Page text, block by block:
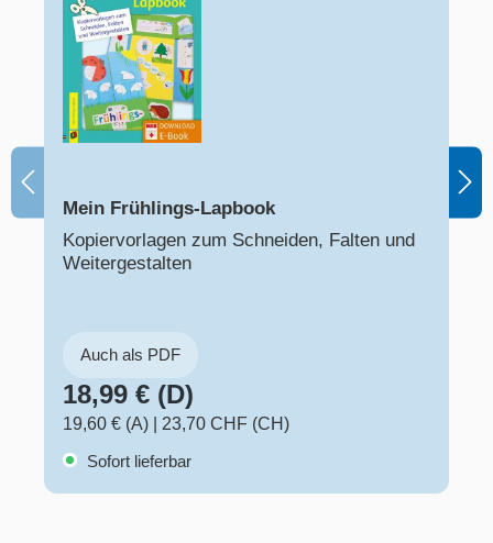
Mein Frühlings-Lapbook
Kopiervorlagen zum Schneiden, Falten und
Weitergestalten
Auch als PDF
18,99 € (D)
19,60 € (A)
23,70 CHF (CH)
Sofort lieferbar